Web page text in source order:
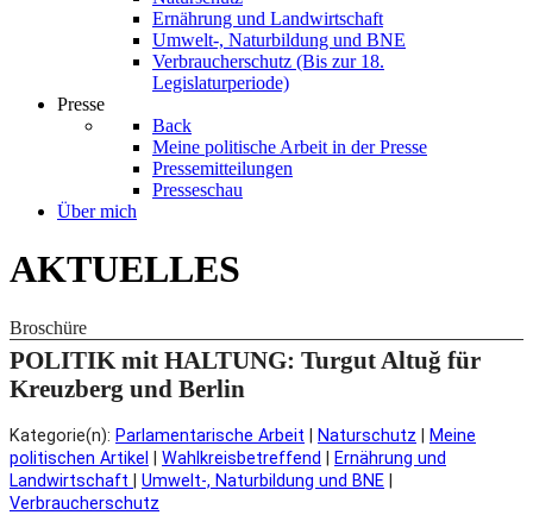
Ernährung und Landwirtschaft
Umwelt-, Naturbildung und BNE
Verbraucherschutz (Bis zur 18.
Legislaturperiode)
Presse
Back
Meine politische Arbeit in der Presse
Pressemitteilungen
Presseschau
Über mich
AKTUELLES
Broschüre
POLITIK mit HALTUNG: Turgut Altuğ für
Kreuzberg und Berlin
Kategorie(n): Parlamentarische Arbeit Naturschutz
Meine
politischen Artikel
Wahlkreisbetreffend
Ernährung und
Landwirtschaft
Umwelt-, Naturbildung und BNE
Verbraucherschutz